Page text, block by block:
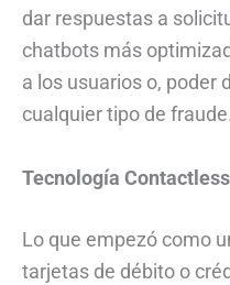
dar respuestas a
chatbots más
a los usuarios o, poder
cualquier tipo de fraude.
Tecnología Contactless
Lo que empezó como
tarjetas de débito o